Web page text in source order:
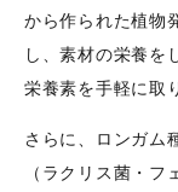
から作られた植物
し、素材の栄養を
栄養素を手軽に取
さらに、ロンガム
（ラクリス菌・